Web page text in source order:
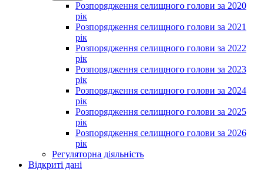
Розпорядження селищного голови за 2020
рік
Розпорядження селищного голови за 2021
рік
Розпорядження селищного голови за 2022
рік
Розпорядження селищного голови за 2023
рік
Розпорядження селищного голови за 2024
рік
Розпорядження селищного голови за 2025
рік
Розпорядження селищного голови за 2026
рік
Регуляторна діяльність
Відкриті дані